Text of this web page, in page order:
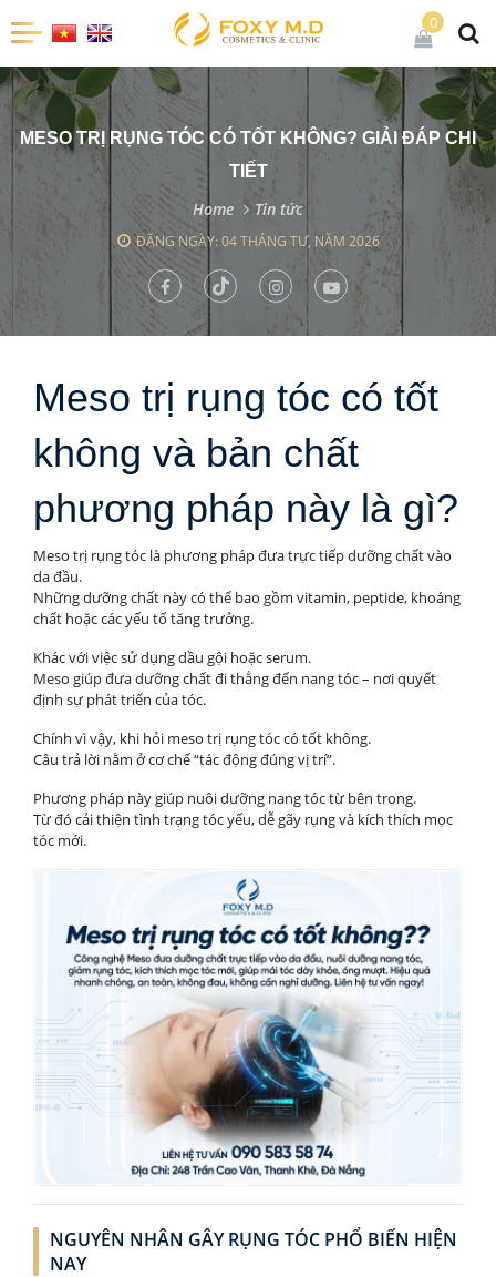
0
MESO TRỊ RỤNG TÓC CÓ TỐT KHÔNG? GIẢI ĐÁP CHI
TIẾT
Home Tin tức
ĐĂNG NGÀY: 04 THÁNG TƯ, NĂM 2026
Meso trị rụng tóc có tốt
không và bản chất
phương pháp này là gì?
Meso trị rụng tóc là phương pháp đưa trực tiếp dưỡng chất vào
da đầu.
Những dưỡng chất này có thể bao gồm vitamin, peptide, khoáng
chất hoặc các yếu tố tăng trưởng.
Khác với việc sử dụng dầu gội hoặc serum.
Meso giúp đưa dưỡng chất đi thẳng đến nang tóc – nơi quyết
định sự phát triển của tóc.
Chính vì vậy, khi hỏi meso trị rụng tóc có tốt không.
Câu trả lời nằm ở cơ chế “tác động đúng vị trí”.
Phương pháp này giúp nuôi dưỡng nang tóc từ bên trong.
Từ đó cải thiện tình trạng tóc yếu, dễ gãy rụng và kích thích mọc
tóc mới.
NGUYÊN NHÂN GÂY RỤNG TÓC PHỔ BIẾN HIỆN
NAY